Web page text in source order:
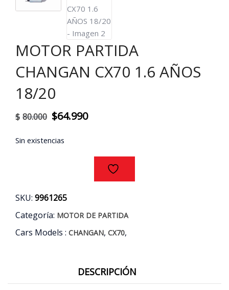
MOTOR PARTIDA
CHANGAN CX70 1.6 AÑOS
18/20
$ 80.000 El
$64.990El
$64.990.
Sin existencias
SKU: 9961265
Categoría: MOTOR DE PARTIDA
Cars Models : CHANGAN, CX70,
DESCRIPCIÓN